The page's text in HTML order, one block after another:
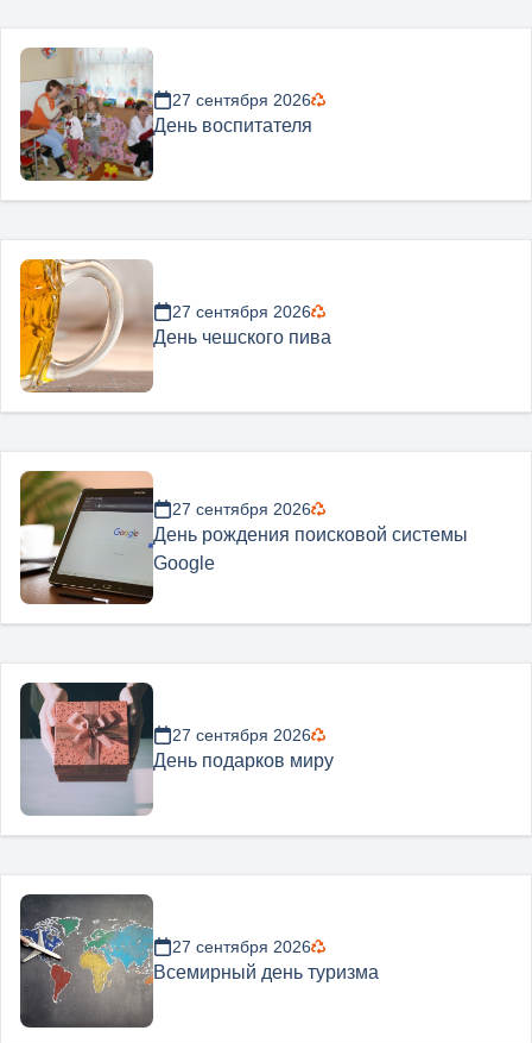
27 сентября 2026
День воспитателя
27 сентября 2026
День чешского пива
27 сентября 2026
День рождения поисковой системы
Google
27 сентября 2026
День подарков миру
27 сентября 2026
Всемирный день туризма